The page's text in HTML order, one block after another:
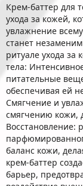
Крем-баттер для
ухода за кожей,
увлажнение
станет
ритуале ухода
тела:
питательные
обеспечивая ей
Смягчение и
смягчению кожи,
Восстановление:
баланс кожи,
крем-баттер
барьер,